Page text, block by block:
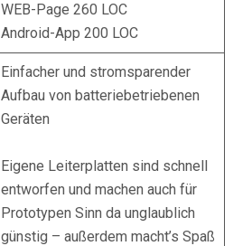
WEB-Page 260 LOC
Android-App 200 LOC
Einfacher und stromsparender
Aufbau von batteriebetriebenen
Geräten
Eigene Leiterplatten sind schnell
entworfen und machen auch für
Prototypen Sinn da unglaublich
günstig – außerdem macht’s Spaß